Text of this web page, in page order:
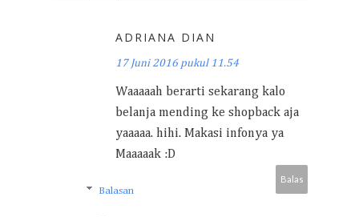
ADRIANA DIAN
17 Juni 2016 pukul 11.54
Waaaaah berarti sekarang kalo
belanja mending ke shopback aja
yaaaaa. hihi. Makasi infonya ya
Maaaaak :D
Balas
Balasan